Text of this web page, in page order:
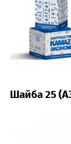
Шайба 25